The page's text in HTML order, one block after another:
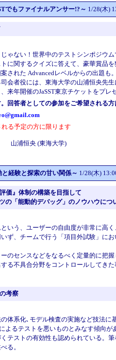
でもファイナルアンサー!?～ 1/28(木)
ゃない！世界中のテストシンポジウ
に関するクイズに答えて、豪華賞品
された Advancedレベルからの出題も
会者役には、東海大学の山浦恒央先
来年開催のJaSST東京チケットをプレ
回答者としての参加をご希望される
る予定の方に限ります
山浦恒央 (東海大学)
経験と探索の甘い関係～ 1/28(木)
価』体制の構築を目指して
の「能動的デバッグ」のノウハウにつ
いう、ユーザーの自由度が非常に高
ず、チームで行う「項目外試験」に
のセンスなどをなるべく定量的に把
る不具合分野をコントロールしてき
考察
体系化､モデル検査の実施など技法に
よるテストを悪いものとみなす傾向
テストの有効性も認められている。
る。